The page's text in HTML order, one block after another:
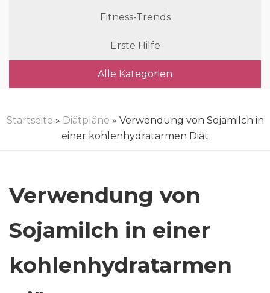
Fitness-Trends
Erste Hilfe
Alle Kategorien
Startseite » Diätpläne » Verwendung von Sojamilch in
einer kohlenhydratarmen Diät
Verwendung von
Sojamilch in einer
kohlenhydratarmen